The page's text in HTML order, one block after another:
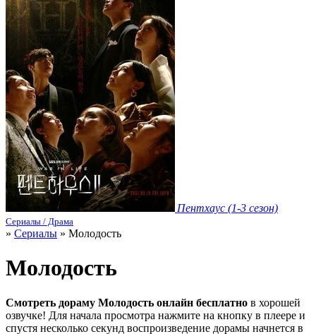
Пентхаус (1-3 сезон)
Сериалы / Драма
» Сериалы » Молодость
Молодость
Смотреть дораму Молодость онлайн бесплатно в хорошей
озвучке! Для начала просмотра нажмите на кнопку в плеере и
спустя несколько секунд воспроизведение дорамы начнется в